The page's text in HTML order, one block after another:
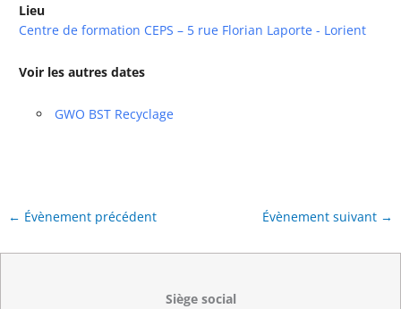
Lieu
Centre de formation CEPS – 5 rue Florian Laporte - Lorient
Voir les autres dates
GWO BST Recyclage
← Évènement précédent Évènement suivant →
Siège social